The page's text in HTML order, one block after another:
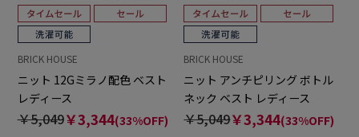
BRICK HOUSE
ニット 12Gミラノ配色 ベスト
レディース
￥5,049￥3,344(33%OFF)
BRICK HOUSE
ニット アンチピリング ボトル
ネック ベスト レディース
￥5,049￥3,344(33%OFF)